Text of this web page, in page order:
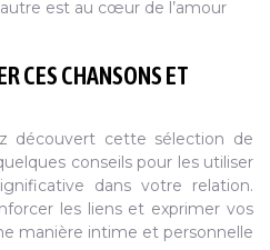
est au cœur de l’amour
CES CHANSONS ET
découvert cette sélection de
conseils pour les utiliser
dans votre relation.
les liens et exprimer vos
manière intime et personnelle